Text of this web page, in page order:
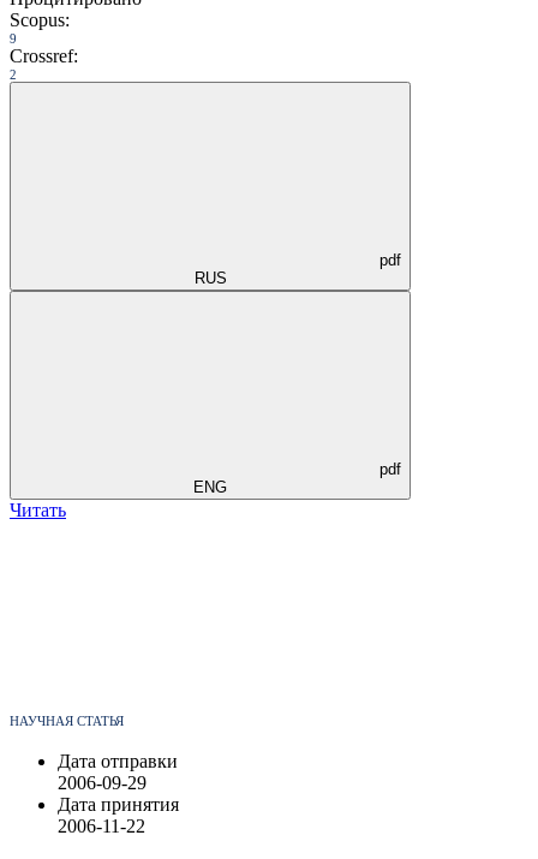
Scopus:
9
Crossref:
2
pdf
RUS
pdf
ENG
Читать
НАУЧНАЯ СТАТЬЯ
Дата отправки
2006-09-29
Дата принятия
2006-11-22